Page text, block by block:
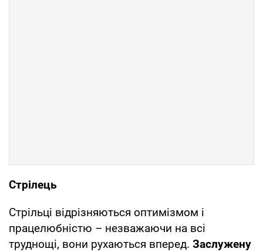
Стрілець
Стрільці відрізняються оптимізмом і
працелюбністю – незважаючи на всі
труднощі, вони рухаються вперед. Заслужену